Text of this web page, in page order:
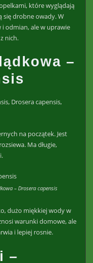
które wyglądają
się drobne owady. W
odmian, ale w uprawie
nich.
–
Drosera capensis,
na początek. Jest
Ma długie,
– Drosera capensis
dużo miękkiej wody w
warunki domowe, ale
i lepiej rosnie.
–